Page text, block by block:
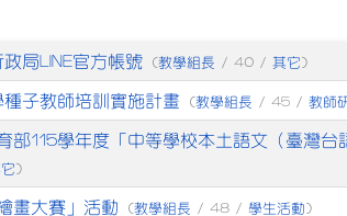
局LINE官方帳號 (教學組長 / 40 / 其它 )
子教師培訓實施計畫 (教學組長 / 45 / 教師
部115學年度「中等學校本土語文（臺灣台
)
畫大賽」活動 (教學組長 / 48 / 學生活動 )